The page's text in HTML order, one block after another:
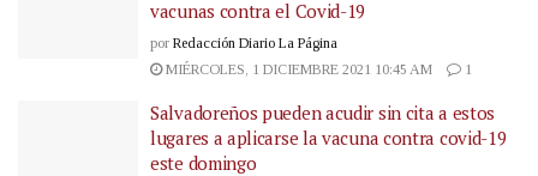
vacunas contra el Covid-19
por Redacción Diario La Página
MIÉRCOLES, 1 DICIEMBRE 2021 10:45 AM
1
Salvadoreños pueden acudir sin cita a estos
lugares a aplicarse la vacuna contra covid-19
este domingo